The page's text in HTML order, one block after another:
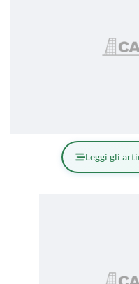
Leggi gli